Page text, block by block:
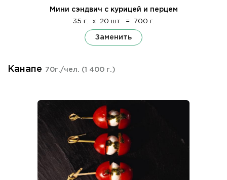
Мини сэндвич с курицей и перцем
35 г. x 20 шт. = 700 г.
Заменить
Канапе 70г./чел. (1 400 г.)